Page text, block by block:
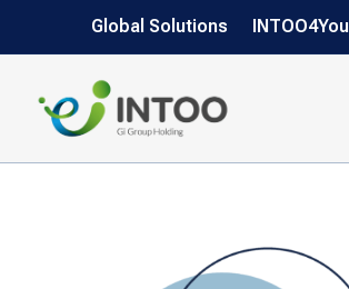
Global Solutions INTOO4You